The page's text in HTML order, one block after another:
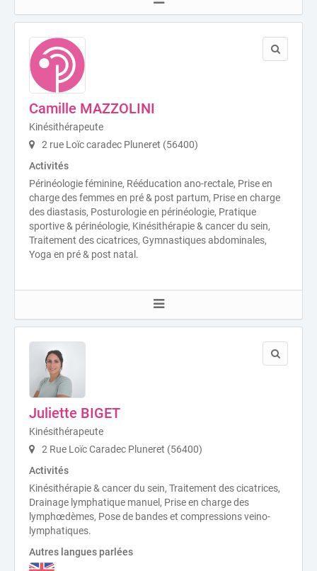
Camille MAZZOLINI
Kinésithérapeute
2 rue Loïc caradec Pluneret (56400)
Activités
Périnéologie féminine, Rééducation ano-rectale, Prise en
charge des femmes en pré & post partum, Prise en charge
des diastasis, Posturologie en périnéologie, Pratique
sportive & périnéologie, Kinésithérapie & cancer du sein,
Traitement des cicatrices, Gymnastiques abdominales,
Yoga en pré & post natal.
Juliette BIGET
Kinésithérapeute
2 Rue Loïc Caradec Pluneret (56400)
Activités
Kinésithérapie & cancer du sein, Traitement des cicatrices,
Drainage lymphatique manuel, Prise en charge des
lymphœdèmes, Pose de bandes et compressions veino-
lymphatiques.
Autres langues parlées